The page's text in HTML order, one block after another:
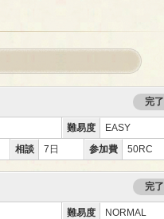
完了
難易度
EASY
相談 7日 参加費 50RC
完了
難易度
NORMAL